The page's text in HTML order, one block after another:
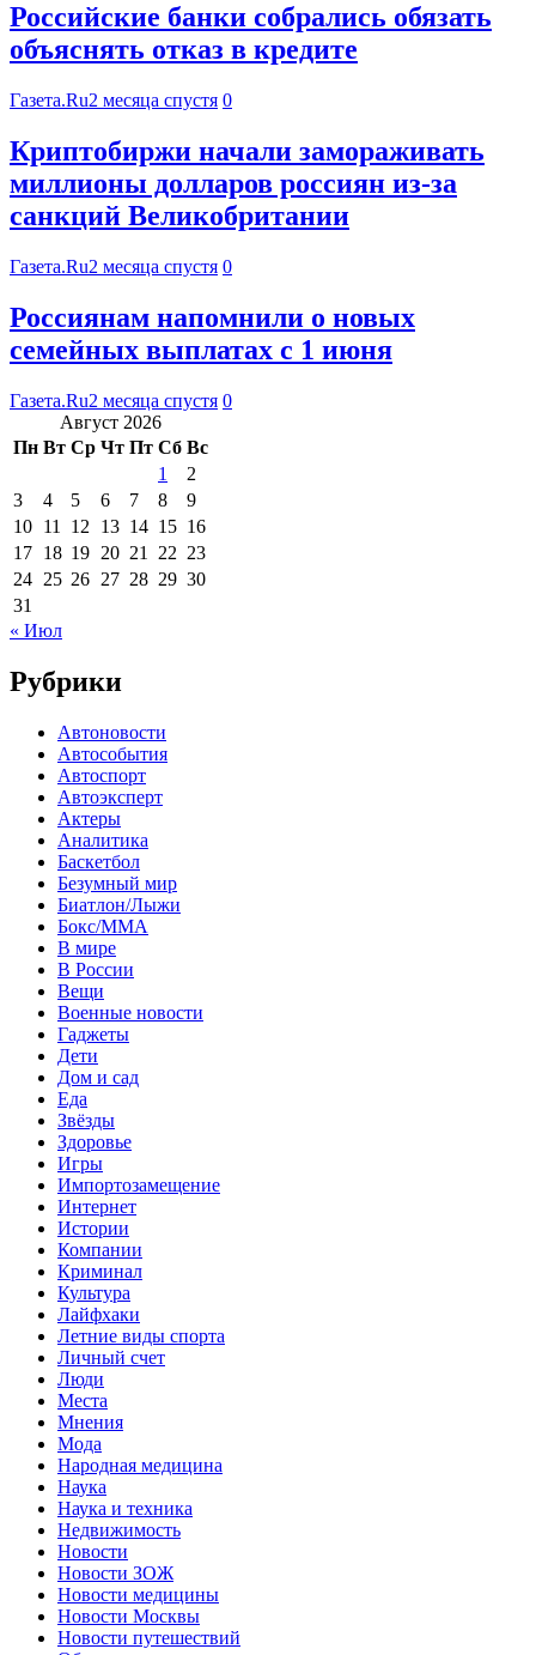
Российские банки собрались обязать
объяснять отказ в кредите
Газета.Ru2 месяца спустя 0
Криптобиржи начали замораживать
миллионы долларов россиян из-за
санкций Великобритании
Газета.Ru2 месяца спустя 0
Россиянам напомнили о новых
семейных выплатах с 1 июня
Газета.Ru2 месяца спустя 0
Август 2026
Пн Вт Ср Чт Пт Сб Вс
1
2
3
4 5 6 7 8
9
10 11 12 13 14 15 16
17 18 19 20 21 22 23
24 25 26 27 28 29 30
31
« Июл
Рубрики
Автоновости
Автособытия
Автоспорт
Автоэксперт
Актеры
Аналитика
Баскетбол
Безумный мир
Биатлон/Лыжи
Бокс/MMA
В мире
В России
Вещи
Военные новости
Гаджеты
Дети
Дом и сад
Еда
Звёзды
Здоровье
Игры
Импортозамещение
Интернет
Истории
Компании
Криминал
Культура
Лайфхаки
Летние виды спорта
Личный счет
Люди
Места
Мнения
Мода
Народная медицина
Наука
Наука и техника
Недвижимость
Новости
Новости ЗОЖ
Новости медицины
Новости Москвы
Новости путешествий